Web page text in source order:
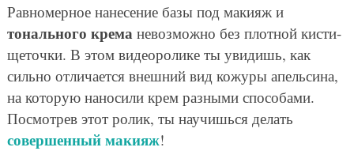
Равномерное нанесение базы под макияж и
тонального крема невозможно без плотной кисти-
щеточки. В этом видеоролике ты увидишь, как
сильно отличается внешний вид кожуры апельсина,
на которую наносили крем разными способами.
Посмотрев этот ролик, ты научишься делать
совершенный макияж!